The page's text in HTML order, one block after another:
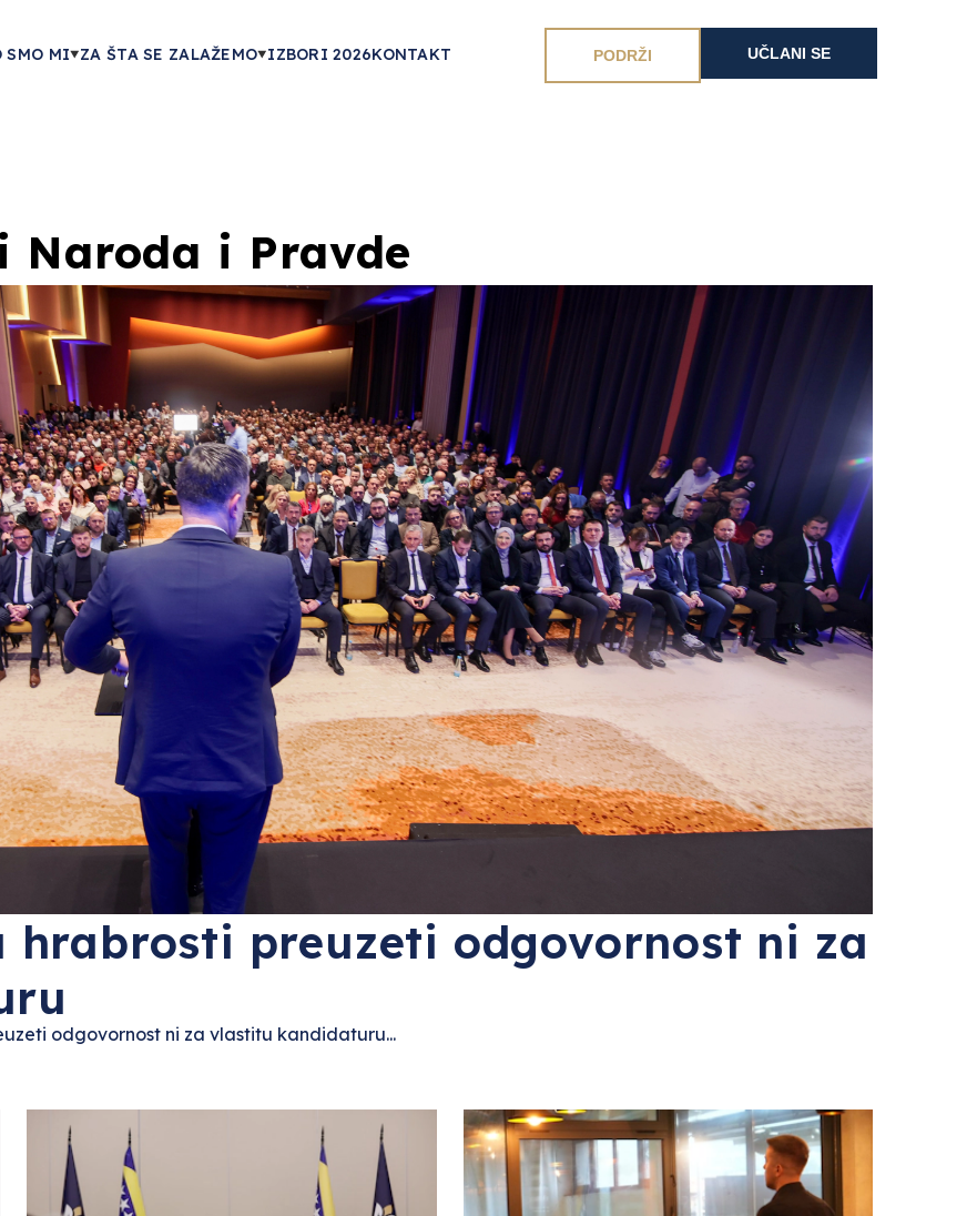
SMO MI ZA ŠTA SE ZALAŽEMO IZBORI 2026KONTAKT PODRŽI UČLANI SE
Naroda i Pravde
hrabrosti preuzeti odgovornost ni za
odgovornost ni za vlastitu kandidaturu...